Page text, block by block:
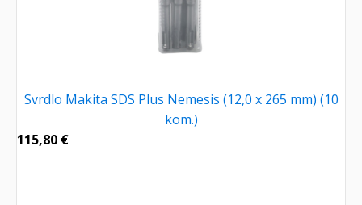
Svrdlo Makita SDS Plus Nemesis (12,0 x 265 mm) (10
kom.)
115,80 €